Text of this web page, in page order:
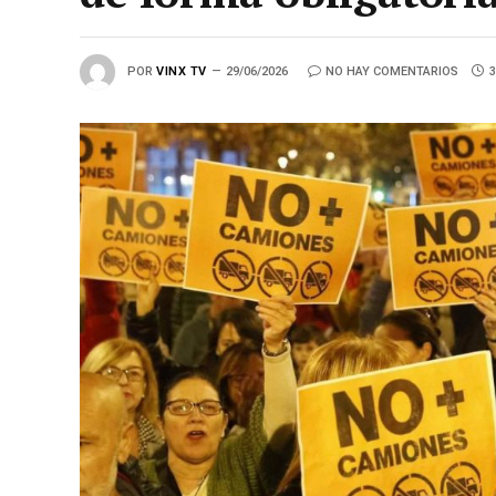
POR VINX TV 29/06/2026 NO HAY COMENTARIOS